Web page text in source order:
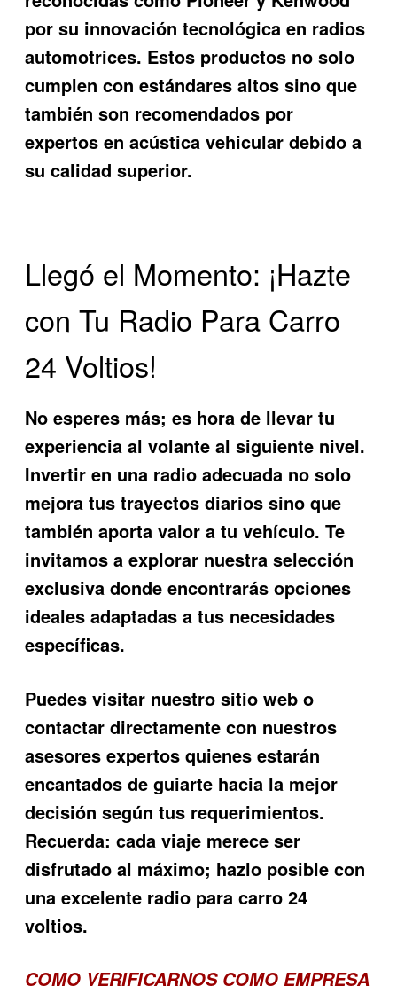
por su innovación tecnológica en radios
automotrices. Estos productos no solo
cumplen con estándares altos sino que
también son recomendados por
expertos en acústica vehicular debido a
su calidad superior.
Llegó el Momento: ¡Hazte
con Tu Radio Para Carro
24 Voltios!
No esperes más; es hora de llevar tu
experiencia al volante al siguiente nivel.
Invertir en una radio adecuada no solo
mejora tus trayectos diarios sino que
también aporta valor a tu vehículo. Te
invitamos a explorar nuestra selección
exclusiva donde encontrarás opciones
ideales adaptadas a tus necesidades
específicas.
Puedes visitar nuestro sitio web o
contactar directamente con nuestros
asesores expertos quienes estarán
encantados de guiarte hacia la mejor
decisión según tus requerimientos.
Recuerda: cada viaje merece ser
disfrutado al máximo; hazlo posible con
una excelente radio para carro 24
voltios.
COMO VERIFICARNOS COMO EMPRESA